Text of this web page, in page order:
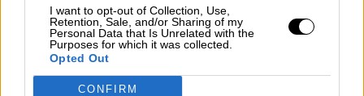
I want to opt-out of Collection, Use,
Retention, Sale, and/or Sharing of my
Personal Data that Is Unrelated with the
Purposes for which it was collected.
Opted Out
CONFIRM
OPINIONES DIVERSAS